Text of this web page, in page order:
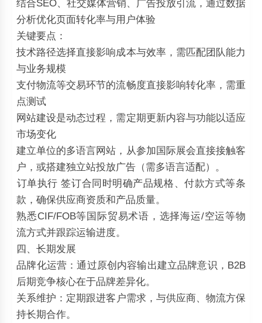
结合SEO、社交媒体营销、广告投放引流，通过数据
分析优化页面转化率与用户体验
关键要点：
技术路径选择直接影响成本与效率，需匹配团队能力
与业务规模
支付物流等交易环节的流畅度直接影响转化率，需重
点测试
网站建设是动态过程，需定期更新内容与功能以适应
市场变化
建立单位的多语言网站，从参加国际展会直接接触客
户，或搭建独立站投放广告（需多语言适配）。
‌订单执行‌ 签订合同时明确产品规格、付款方式等条
款，确保供应商资质和产品质量。
熟悉CIF/FOB等国际贸易术语，选择海运/空运等物
流方式并跟踪运输进度。
四、长期发展
‌品牌化运营‌：通过原创内容输出建立品牌意识，B2B
后期竞争核心在于品牌差异化。
‌关系维护‌：定期跟进客户需求，与供应商、物流方保
持长期合作。